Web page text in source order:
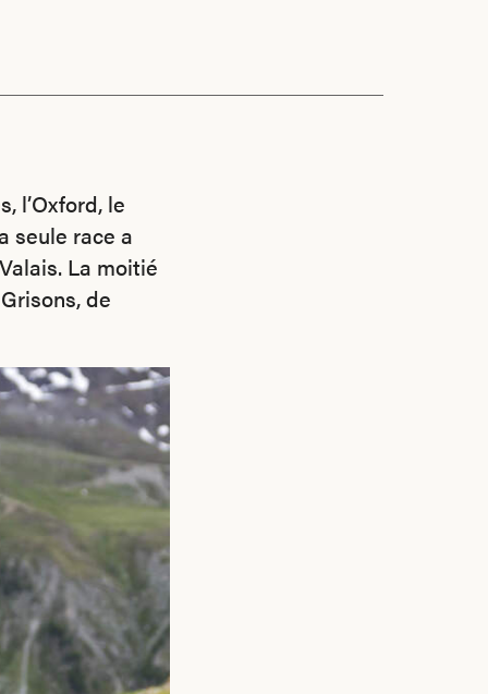
l’Oxford, le
seule race a
La moitié
de